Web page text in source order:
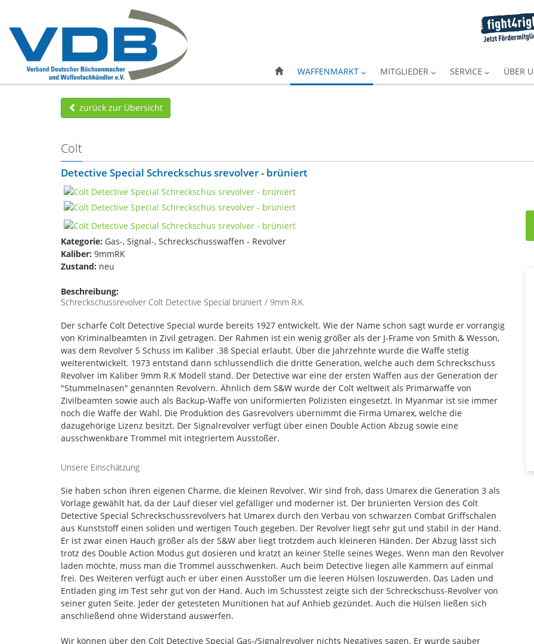
WAFFENMARKT MITGLIEDER SERVICE ÜBER
zurück zur Übersicht
Colt
Detective Special Schreckschus srevolver - brüniert
Kategorie: Gas-, Signal-, Schreckschusswaffen - Revolver
Kaliber: 9mmRK
Zustand: neu
Beschreibung:
Schreckschussrevolver Colt Detective Special brüniert / 9mm R.K.
Der scharfe Colt Detective Special wurde bereits 1927 entwickelt. Wie der Name schon sagt wurde er vorrangig
von Kriminalbeamten in Zivil getragen. Der Rahmen ist ein wenig größer als der J-Frame von Smith & Wesson,
was dem Revolver 5 Schuss im Kaliber .38 Special erlaubt. Über die Jahrzehnte wurde die Waffe stetig
weiterentwickelt. 1973 entstand dann schlussendlich die dritte Generation, welche auch dem Schreckschuss
Revolver im Kaliber 9mm R.K Modell stand. Der Detective war eine der ersten Waffen aus der Generation der
"Stummelnasen" genannten Revolvern. Ähnlich dem S&W wurde der Colt weltweit als Primärwaffe von
Zivilbeamten sowie auch als Backup-Waffe von uniformierten Polizisten eingesetzt. In Myanmar ist sie immer
noch die Waffe der Wahl. Die Produktion des Gasrevolvers übernimmt die Firma Umarex, welche die
dazugehörige Lizenz besitzt. Der Signalrevolver verfügt über einen Double Action Abzug sowie eine
ausschwenkbare Trommel mit integriertem Ausstoßer.
Unsere Einschätzung
Sie haben schon ihren eigenen Charme, die kleinen Revolver. Wir sind froh, dass Umarex die Generation 3 als
Vorlage gewählt hat, da der Lauf dieser viel gefälliger und moderner ist. Der brünierten Version des Colt
Detective Special Schreckschussrevolvers hat Umarex durch den Verbau von schwarzen Combat Griffschalen
aus Kunststoff einen soliden und wertigen Touch gegeben. Der Revolver liegt sehr gut und stabil in der Hand.
Er ist zwar einen Hauch größer als der S&W aber liegt trotzdem auch kleineren Händen. Der Abzug lässt sich
trotz des Double Action Modus gut dosieren und kratzt an keiner Stelle seines Weges. Wenn man den Revolver
laden möchte, muss man die Trommel ausschwenken. Auch beim Detective liegen alle Kammern auf einmal
frei. Des Weiteren verfügt auch er über einen Ausstoßer um die leeren Hülsen loszuwerden. Das Laden und
Entladen ging im Test sehr gut von der Hand. Auch im Schusstest zeigte sich der Schreckschuss-Revolver von
seiner guten Seite. Jeder der getesteten Munitionen hat auf Anhieb gezündet. Auch die Hülsen ließen sich
anschließend ohne Widerstand auswerfen.
Wir können über den Colt Detective Special Gas-/Signalrevolver nichts Negatives sagen. Er wurde sauber